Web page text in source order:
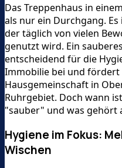
Das Treppenhaus in
als nur ein Durchgang.
der täglich von vielen
genutzt wird. Ein
entscheidend für die
Immobilie bei und
Hausgemeinschaft in
Ruhrgebiet. Doch wann
"sauber" und was gehört
Hygiene im Fokus:
Wischen